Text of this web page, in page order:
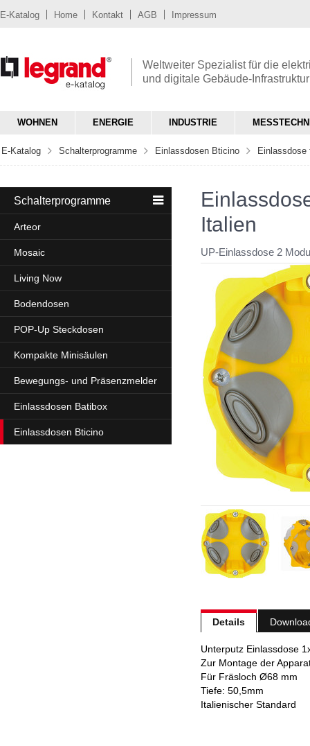
E-Katalog Home Kontakt AGB Impressum
Weltweiter Spezialist für die
und digitale Gebäude-Infrastruktur
WOHNEN ENERGIE INDUSTRIE
E-Katalog Schalterprogramme Einlassdosen Bticino Einlassdose
Schalterprogramme
Arteor
Mosaic
Living Now
Bodendosen
POP-Up Steckdosen
Kompakte Minisäulen
Bewegungs- und Präsenzmelder
Einlassdosen Batibox
Einlassdosen Bticino
Italien
UP-Einlassdose 2
Details
Unterputz Einlassdose
Zur Montage der
Für Fräsloch Ø68 mm
Tiefe: 50,5mm
Italienischer Standard